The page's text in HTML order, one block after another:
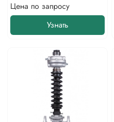
Цена по запросу
Узнать